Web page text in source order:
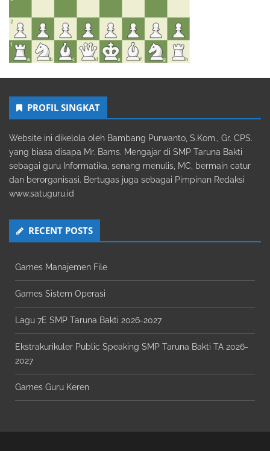
PROFIL SINGKAT
Website ini dikelola oleh Bambang Purwanto, S.Kom., Gr. CPS.
yang biasa disapa Mr. Bams. Mengajar di SMP Taruna Bakti
sebagai guru Informatika, senang menulis, MC, bermain catur
dan berorganisasi. Bertugas juga sebagai Pimpinan Redaksi
www.satuguru.id
RECENT POSTS
Games Manajemen File
Games Sistem Operasi
Lagu 7E SMP Taruna Bakti 2026-2027
Ekstrakurikuler Public Speaking SMP Taruna Bakti TA 2026-
2027
Games Guru Keren